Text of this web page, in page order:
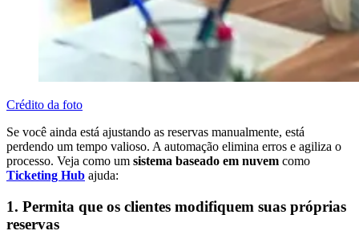
Crédito da foto
Se você ainda está ajustando as reservas manualmente, está
perdendo um tempo valioso. A automação elimina erros e agiliza o
processo. Veja como um sistema baseado em nuvem como
Ticketing Hub ajuda:
1. Permita que os clientes modifiquem suas próprias
reservas